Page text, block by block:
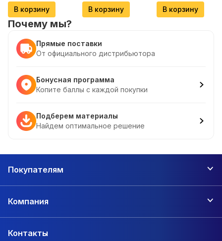
В корзину
В корзину
В корзину
Почему мы?
Прямые поставки
От официального дистрибьютора
Бонусная программа
Копите баллы с каждой покупки
Подберем материалы
Найдем оптимальное решение
Покупателям
Компания
Контакты